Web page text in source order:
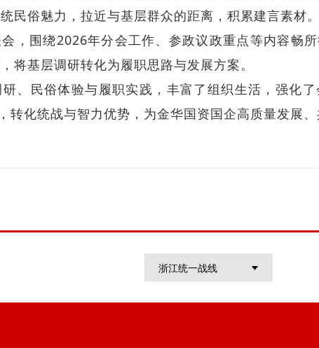
民俗魅力，拉近与基层群众的距离，积累建言素材。
，围绕2026年分会工作、参政议政重点等内容畅
将基层调研转化为履职思路与发展方案。
、民俗体验与履职实践，丰富了组织生活，强化
转化统战与智力优势，为金华国资国企高质量发展
浙江统一战线